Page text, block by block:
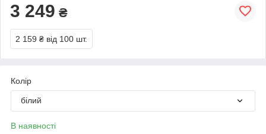
3 249 ₴
2 159 ₴ від 100 шт.
Колір
білий
В наявності